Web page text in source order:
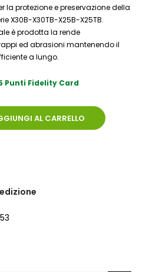
protezione e preservazione della
X30B-X30TB-X25B-X25TB.
è prodotta la rende
ed abrasioni mantenendo il
a lungo.
Punti Fidelity Card
AL CARRELLO